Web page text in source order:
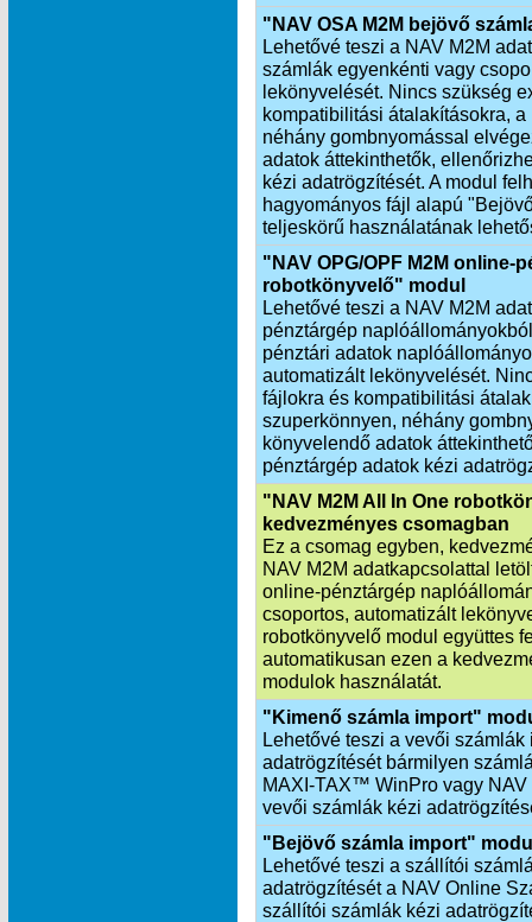
"NAV OSA M2M bejövő
Lehetővé teszi a NAV M2M
számlák egyenkénti vagy
lekönyvelését. Nincs szükség
kompatibilitási átalakításokra,
néhány gombnyomással
adatok áttekinthetők,
kézi adatrögzítését. A modul
hagyományos fájl alapú
teljeskörű használatának
"NAV OPG/OPF M2M online-
robotkönyvelő" modul
Lehetővé teszi a NAV M2M
pénztárgép
pénztári adatok
automatizált lekönyvelését.
fájlokra és kompatibilitási
szuperkönnyen, néhány
könyvelendő adatok
pénztárgép adatok kézi
"NAV M2M All In One
kedvezményes csomagban
Ez a csomag egyben,
NAV M2M adatkapcsolattal
online-pénztárgép
csoportos, automatizált
robotkönyvelő modul együttes
automatikusan ezen a
modulok használatát.
"Kimenő számla import"
Lehetővé teszi a vevői
adatrögzítését bármilyen
MAXI‑TAX™ WinPro vagy
vevői számlák kézi
"Bejövő számla import"
Lehetővé teszi a szállítói
adatrögzítését a NAV Online
szállítói számlák kézi